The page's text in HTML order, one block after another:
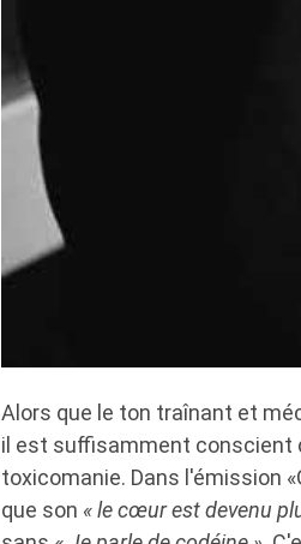
Alors que le ton traînant et
il est suffisamment conscient
toxicomanie. Dans l'émission
que son « le cœur est devenu